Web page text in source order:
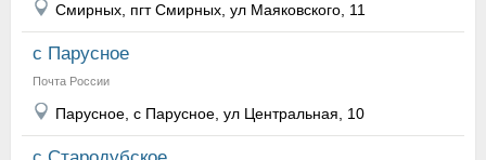
Смирных, пгт Смирных, ул Маяковского, 11
с Парусное
Почта России
Парусное, с Парусное, ул Центральная, 10